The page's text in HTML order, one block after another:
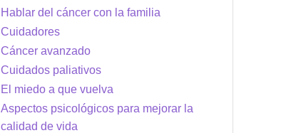
Hablar del cáncer con la familia
Cuidadores
Cáncer avanzado
Cuidados paliativos
El miedo a que vuelva
Aspectos psicológicos para mejorar la
calidad de vida